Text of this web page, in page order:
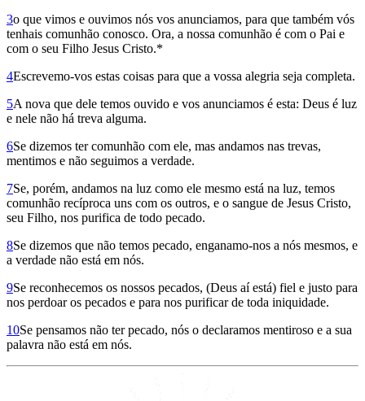
3o que vimos e ouvimos nós vos anunciamos, para que também vós
tenhais comunhão conosco. Ora, a nossa comunhão é com o Pai e
com o seu Filho Jesus Cristo.*
4Escrevemo-vos estas coisas para que a vossa alegria seja completa.
5A nova que dele temos ouvido e vos anunciamos é esta: Deus é luz
e nele não há treva alguma.
6Se dizemos ter comunhão com ele, mas andamos nas trevas,
mentimos e não seguimos a verdade.
7Se, porém, andamos na luz como ele mesmo está na luz, temos
comu­nhão recíproca uns com os outros, e o sangue de Jesus Cristo,
seu Filho, nos purifica de todo pecado.
8Se dizemos que não temos pecado, enganamo-nos a nós mesmos, e
a verdade não está em nós.
9Se reconhecemos os nossos pecados, (Deus aí está) fiel e justo para
nos perdoar os pecados e para nos purificar de toda iniquidade.
10Se pensamos não ter pecado, nós o declaramos mentiroso e a sua
palavra não está em nós.